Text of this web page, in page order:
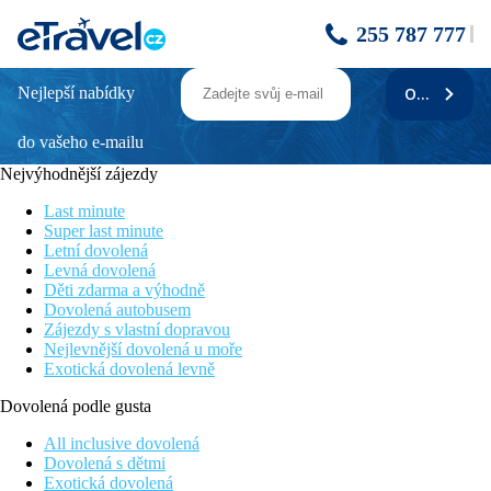
255 787 777
Ropotamo Villas
Rodinné vilky s vlastní kuchyňkou
Sportovní zázemí hotelu Forest Beach
Klidná lokalita v blízkosti moře
Pro nenáročné klienty
Poloha
Komplex vilek obklopený dubovým lesem, v sousedství hotelu
Forest Beach 4*. V klidné lokalitě mezi středisky Primorsko a
Kiten (cca 2 km), letiště cca 60 km. Hotel doporučujeme
nenáročným klientům.
Vybavení
Recepce, trezor na recepci, směnárna, bankomat, prádelna,
hlavní restaurace Ropotamo, restaurace à la carte, snack bar,
minimarket. Venku zahrada, bazén, terasa s lehátky a slunečníky
Nejlepší nabídky
do vašeho e-mailu
ODEBÍRAT
Nejvýhodnější zájezdy
Last minute
Super last minute
Letní dovolená
Levná dovolená
Děti zdarma a výhodně
Dovolená autobusem
Zájezdy s vlastní dopravou
Nejlevnější dovolená u moře
Exotická dovolená levně
Dovolená podle gusta
All inclusive dovolená
Dovolená s dětmi
Exotická dovolená